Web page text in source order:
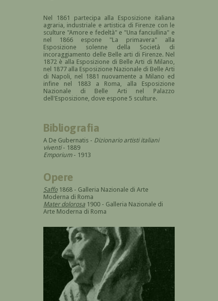
Nel 1861 partecipa alla Esposizione italiana
agraria, industriale e artistica di Firenze con le
sculture "Amore e fedeltà" e "Una fanciullina" e
nel 1866 espone "La primavera" alla
Esposizione solenne della Società di
incoraggiamento delle Belle arti di Firenze. Nel
1872 è alla Esposizione di Belle Arti di Milano,
nel 1877 alla Esposizione Nazionale di Belle Arti
di Napoli, nel 1881 nuovamente a Milano ed
infine nel 1883 a Roma, alla Esposizione
Nazionale di Belle Arti nel Palazzo
dell'Esposizione, dove espone 5 sculture.
Bibliografia
A De Gubernatis - Dizionario artisti italiani
viventi- 1889
Emporium- 1913
Opere
Saffo1868 - Galleria Nazionale di Arte
Moderna di Roma
Mater dolorosa 1900 - Galleria Nazionale di
Arte Moderna di Roma